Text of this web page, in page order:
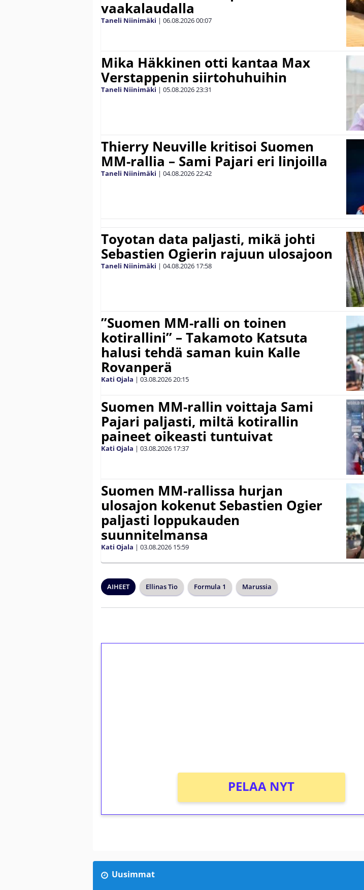
vaakalaudalla
Taneli Niinimäki | 06.08.202600:07
Mika Häkkinen otti kantaa Max
Verstappenin siirtohuhuihin
Taneli Niinimäki | 05.08.202623:31
Thierry Neuville kritisoi Suomen
MM-rallia – Sami Pajari eri linjoilla
Taneli Niinimäki | 04.08.202622:42
Toyotan data paljasti, mikä johti
Sebastien Ogierin rajuun ulosajoon
Taneli Niinimäki | 04.08.2026 17:58
”Suomen MM-ralli on toinen
kotirallini” – Takamoto Katsuta
halusi tehdä saman kuin Kalle
Rovanperä
Kati Ojala | 03.08.202620:15
Suomen MM-rallin voittaja Sami
Pajari paljasti, miltä kotirallin
paineet oikeasti tuntuivat
Kati Ojala | 03.08.2026 17:37
Suomen MM-rallissa hurjan
ulosajon kokenut Sebastien Ogier
paljasti loppukauden
suunnitelmansa
Kati Ojala | 03.08.2026 15:59
AIHEET Ellinas Tio Formula 1 Marussia
PELAA NYT
Uusimmat